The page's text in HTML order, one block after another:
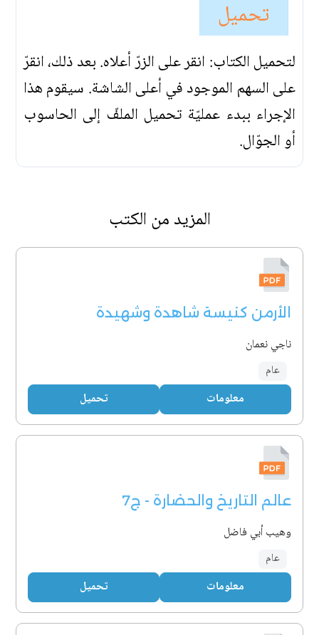
تحميل
لتحميل الكتاب: انقر على الزرّ أعلاه. بعد ذلك، انقرّ
على السهم الموجود في أعلى الشاشة. سيقوم هذا
الإجراء ببدء عمليّة تحميل الملفّ إلى الحاسوب
أو الجوّال.
المزيد من الكتب
الأرمن كنيسة شاهدة وشهيدة
ناجي نعمان
عام
معلومات تحميل
عالم التاريخ والحضارة - ج7
وهيب أبي فاضل
عام
معلومات تحميل